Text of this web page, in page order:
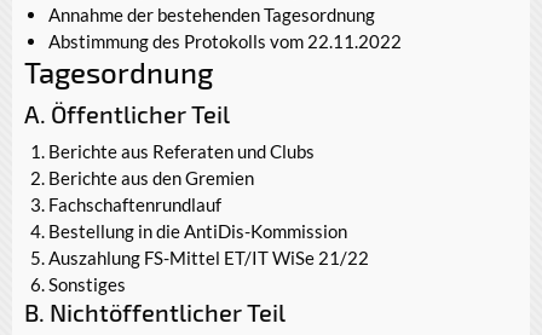
Annahme der bestehenden Tagesordnung
Abstimmung des Protokolls vom 22.11.2022
Tagesordnung
A. Öffentlicher Teil
Berichte aus Referaten und Clubs
Berichte aus den Gremien
Fachschaftenrundlauf
Bestellung in die AntiDis-Kommission
Auszahlung FS-Mittel ET/IT WiSe 21/22
Sonstiges
B. Nichtöffentlicher Teil